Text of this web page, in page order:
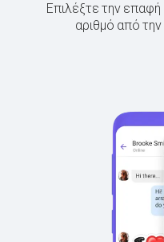
Επιλέξτε την
αριθμό από